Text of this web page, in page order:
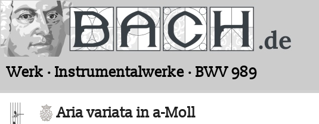
Werk · Instrumentalwerke · BWV 989
Aria variata in a-Moll